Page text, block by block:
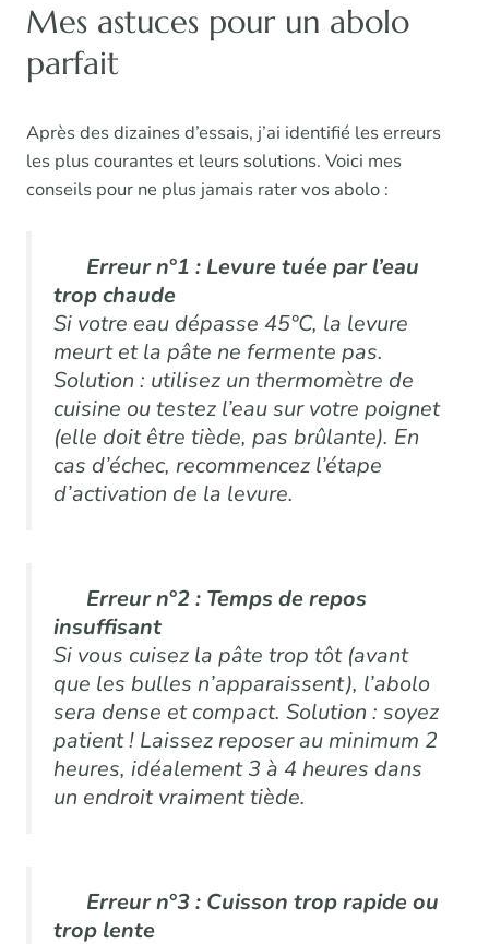
Mes astuces pour un abolo
parfait
Après des dizaines d’essais, j’ai identifié les erreurs
les plus courantes et leurs solutions. Voici mes
conseils pour ne plus jamais rater vos abolo :
Erreur n°1 : Levure tuée par l’eau
trop chaude
Si votre eau dépasse 45°C, la levure
meurt et la pâte ne fermente pas.
Solution : utilisez un thermomètre de
cuisine ou testez l’eau sur votre poignet
(elle doit être tiède, pas brûlante). En
cas d’échec, recommencez l’étape
d’activation de la levure.
Erreur n°2 : Temps de repos
insuffisant
Si vous cuisez la pâte trop tôt (avant
que les bulles n’apparaissent), l’abolo
sera dense et compact. Solution : soyez
patient ! Laissez reposer au minimum 2
heures, idéalement 3 à 4 heures dans
un endroit vraiment tiède.
Erreur n°3 : Cuisson trop rapide ou
trop lente